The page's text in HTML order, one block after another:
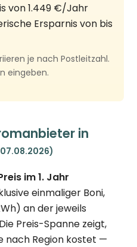
von 1.449 €/Jahr
Ersparnis von bis
je nach Postleitzahl.
eingeben.
in
im 1. Jahr
einmaliger Boni,
an der jeweils
Preis-Spanne zeigt,
nach Region kostet —